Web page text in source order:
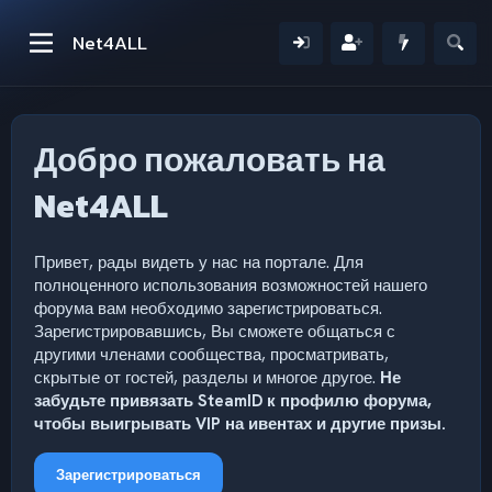
Net4ALL
Добро пожаловать на
Net4ALL
Привет, рады видеть у нас на портале. Для
полноценного использования возможностей нашего
форума вам необходимо зарегистрироваться.
Зарегистрировавшись, Вы сможете общаться с
другими членами сообщества, просматривать,
скрытые от гостей, разделы и многое другое. Не
забудьте привязать SteamID к профилю форума,
чтобы выигрывать VIP на ивентах и другие призы.
Зарегистрироваться